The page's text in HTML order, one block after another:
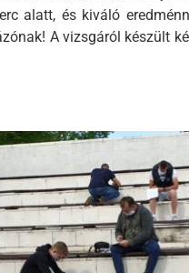
alatt, és kiváló
A vizsgáról készült